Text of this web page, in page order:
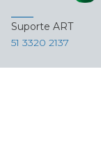
Suporte ART
51 3320 2137